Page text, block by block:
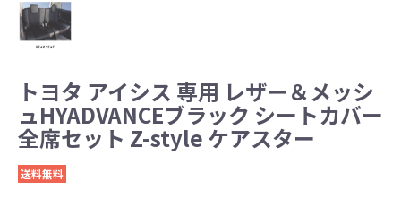
トヨタ アイシス 専用 レザー＆メッシ
ュHYADVANCEブラック シートカバー
全席セット Z-style ケアスター
送料無料